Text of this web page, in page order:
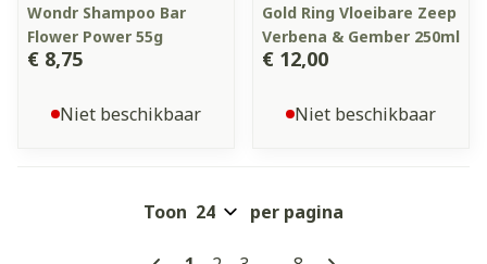
Wondr Shampoo Bar
Flower Power 55g
€ 8,75
Niet beschikbaar
Gold Ring Vloeibare Zeep
Verbena & Gember 250ml
€ 12,00
Niet beschikbaar
Pagina's
Toon per pagina